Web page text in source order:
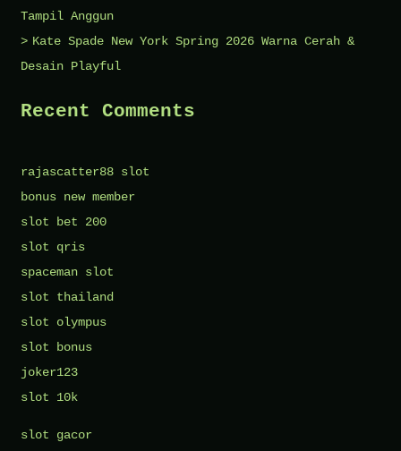
Tampil Anggun
Kate Spade New York Spring 2026 Warna Cerah &
Desain Playful
Recent Comments
rajascatter88 slot
bonus new member
slot bet 200
slot qris
spaceman slot
slot thailand
slot olympus
slot bonus
joker123
slot 10k
slot gacor